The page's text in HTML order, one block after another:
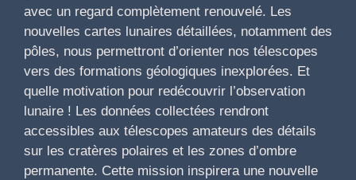
avec un regard complètement renouvelé. Les
nouvelles cartes lunaires détaillées, notamment des
pôles, nous permettront d’orienter nos télescopes
vers des formations géologiques inexplorées. Et
quelle motivation pour redécouvrir l’observation
lunaire ! Les données collectées rendront
accessibles aux télescopes amateurs des détails
sur les cratères polaires et les zones d’ombre
permanente. Cette mission inspirera une nouvelle